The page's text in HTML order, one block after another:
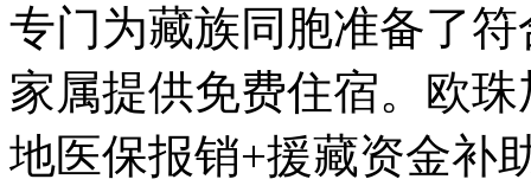
专门为藏族同胞准备了
家属提供免费住宿。欧
地医保报销+援藏资金补